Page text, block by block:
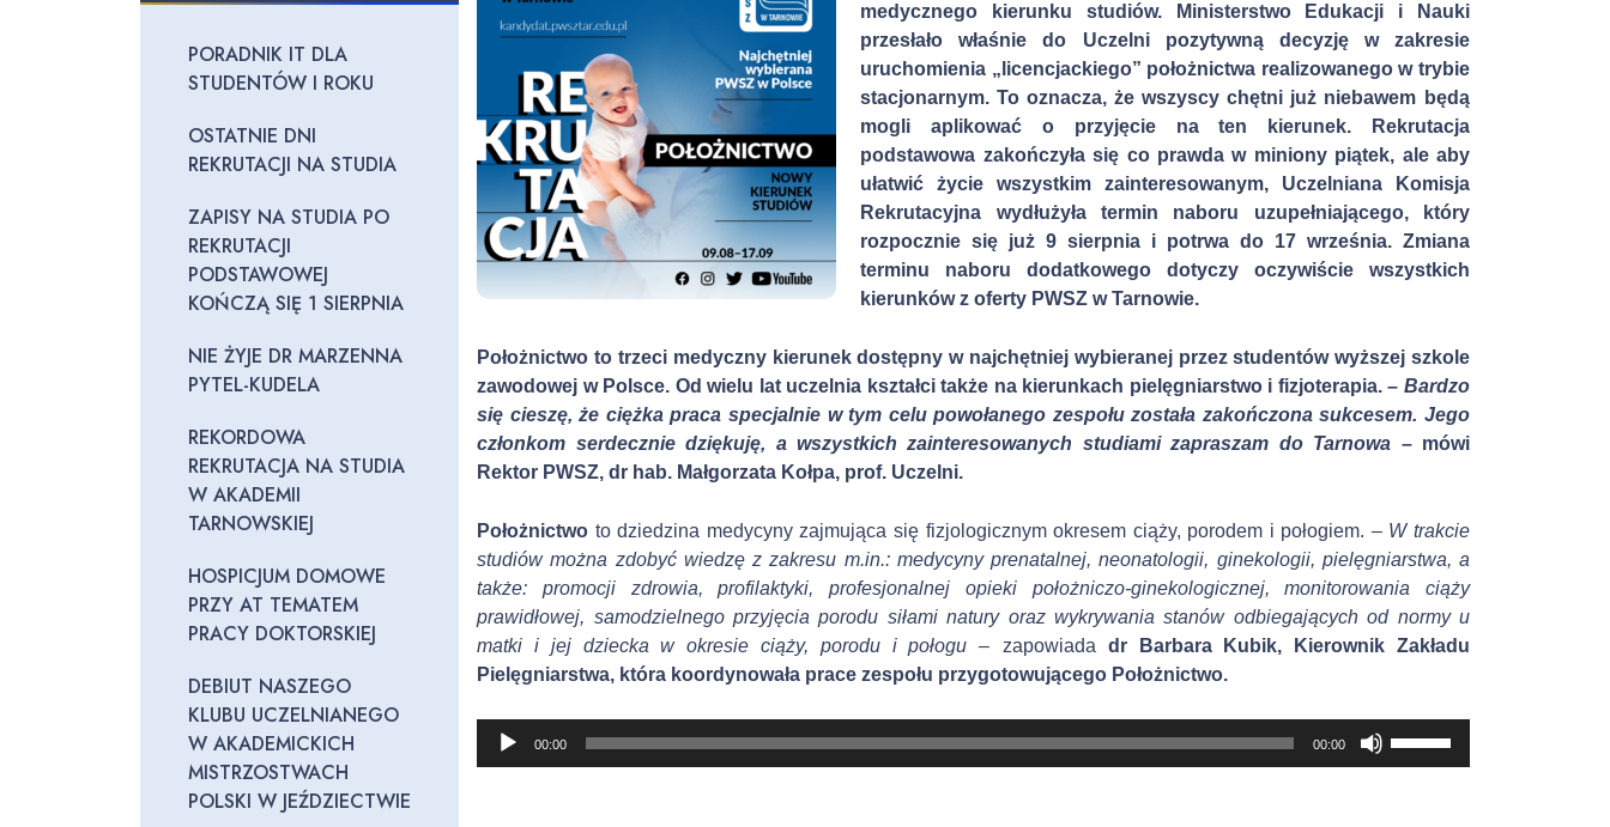
PORADNIK IT DLA
STUDENTÓW I ROKU
OSTATNIE DNI
REKRUTACJI NA STUDIA
ZAPISY NA STUDIA PO
REKRUTACJI
PODSTAWOWEJ
KOŃCZĄ SIĘ 1 SIERPNIA
NIE ŻYJE DR MARZENNA
PYTEL-KUDELA
REKORDOWA
REKRUTACJA NA STUDIA
W AKADEMII
TARNOWSKIEJ
HOSPICJUM DOMOWE
PRZY AT TEMATEM
PRACY DOKTORSKIEJ
DEBIUT NASZEGO
KLUBU UCZELNIANEGO
W AKADEMICKICH
MISTRZOSTWACH
POLSKI W JEŹDZIECTWIE
medycznego kierunku studiów. Ministerstwo Edukacji i Nauki
przesłało właśniedo Uczelni pozytywną decyzję w zakresie
uruchomienia „licencjackiego” położnictwa realizowanego w trybie
stacjonarnym.To oznacza, że wszyscy chętni już niebawem będą
mogliaplikować o przyjęcie na ten kierunek. Rekrutacja
podstawowa zakończyła się co prawdaw miniony piątek, ale aby
ułatwić życie wszystkim zainteresowanym, Uczelniana Komisja
Rekrutacyjna wydłużyła termin naboru uzupełniającego, który
rozpocznie się już 9 sierpnia i potrwa do 17 września. Zmiana
terminu naboru dodatkowegodotyczyoczywiście wszystkich
kierunków z oferty PWSZ w Tarnowie.
Położnictwo to trzeci medyczny kierunek dostępny w najchętniej wybieranej przez studentów wyższej szkole
zawodowej w Polsce. Od wielu lat uczelnia kształci także na kierunkach pielęgniarstwo i fizjoterapia.– Bardzo
się cieszę, że ciężka praca specjalnie w tym celu powołanego zespołu została zakończona sukcesem. Jego
członkom serdecznie dziękuję, a wszystkich zainteresowanych studiami zapraszam do Tarnowa – mówi
Rektor PWSZ, dr hab. Małgorzata Kołpa, prof. Uczelni.
Położnictwo to dziedzina medycyny zajmująca się fizjologicznym okresem ciąży, porodem i połogiem. – W trakcie
studiów można zdobyć wiedzę z zakresu m.in.: medycyny prenatalnej, neonatologii, ginekologii, pielęgniarstwa,a
także: promocji zdrowia, profilaktyki, profesjonalnej opieki położniczo-ginekologicznej, monitorowania ciąży
prawidłowej, samodzielnego przyjęcia porodu siłami natury oraz wykrywania stanów odbiegających od normy u
matki i jej dziecka w okresie ciąży, porodu i połogu –
zapowiada dr Barbara Kubik, Kierownik Zakładu
Pielęgniarstwa, która koordynowała prace zespołu przygotowującego Położnictwo.
d
00:00 00:00